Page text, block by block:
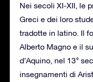
Nei secoli XI-XII, le
Greci e dei loro
tradotte in latino. Il
Alberto Magno e il
d’Aquino, nel 13°
insegnamenti di